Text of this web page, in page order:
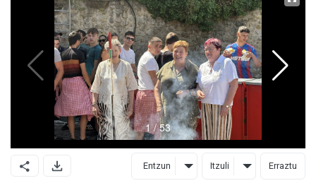
Entzun Itzuli Erraztu